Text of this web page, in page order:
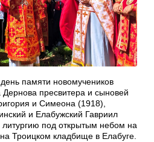
памяти новомучеников
пресвитера и сыновей
и Симеона (1918),
и Елабужский Гавриил
под открытым небом на
Троицком кладбище в Елабуге.